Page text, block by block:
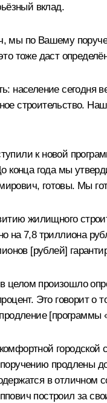
вклад.
мы по Вашему
тоже даст
население сегодня
строительство.
к новой
конца года мы
готовы. Мы
жилищного
на 7,8 триллиона
[рублей]
целом произошло
Это говорит
городской
продлены
в отличном
построил за